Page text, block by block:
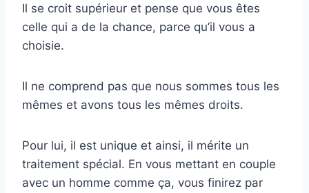
Il se croit supérieur et pense que vous êtes
celle qui a de la chance, parce qu’il vous a
choisie.
Il ne comprend pas que nous sommes tous les
mêmes et avons tous les mêmes droits.
Pour lui, il est unique et ainsi, il mérite un
traitement spécial. En vous mettant en couple
avec un homme comme ça, vous finirez par